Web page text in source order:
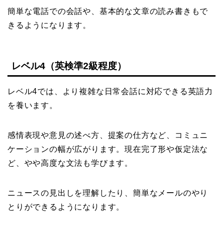
簡単な電話での会話や、基本的な文章の読み書きもで
きるようになります。
レベル4（英検準2級程度）
レベル4では、より複雑な日常会話に対応できる英語力
を養います。
感情表現や意見の述べ方、提案の仕方など、コミュニ
ケーションの幅が広がります。現在完了形や仮定法な
ど、やや高度な文法も学びます。
ニュースの見出しを理解したり、簡単なメールのやり
とりができるようになります。